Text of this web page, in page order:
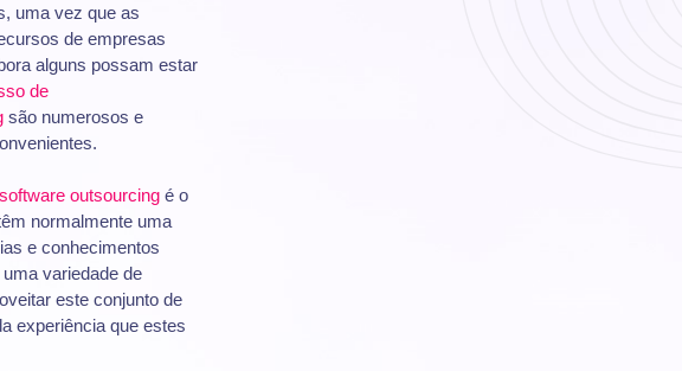
uma vez que as
de empresas
alguns possam estar
de
são numerosos e
outsourcingé o
normalmente uma
e conhecimentos
variedade de
este conjunto de
experiência que estes